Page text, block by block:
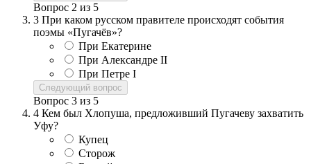
Вопрос 2 из 5
3 При каком русском правителе происходят события
поэмы «Пугачёв»?
При Екатерине
При Александре II
При Петре I
Следующий вопрос
Вопрос 3 из 5
4 Кем был Хлопуша, предложивший Пугачеву захватить
Уфу?
Купец
Сторож